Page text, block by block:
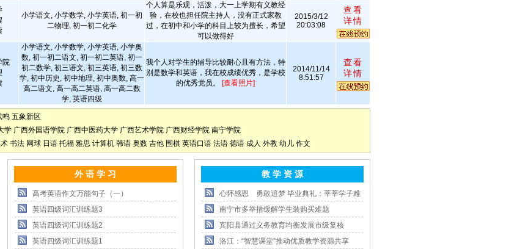
小学语文, 小学数学, 小学英语, 初一初
二物理, 初一初二化学
个人算是乐观，活泼，大一上学期有义教经
验，在校也担任院主持人，没有正式家教
过，在初中和小学的科目上较为擅长，希望
可以做得好
2015/3/12
20:03:08
查看
详情
院
小学语文, 小学数学, 小学英语, 小学奥
数, 初一初二语文, 初一初二英语, 初一
初二数学, 初三语文, 初三英语, 初三数
学, 初中历史, 初中地理, 初中奥数, 高一
高二语文, 高一高二英语, 高一高二数
学, 英语四级
我个人对学生的辅导比较耐心且有方法，特
别是数学和英语，我在校成绩优秀，是学校
的优秀党员。 [查看照片]
2014/11/14
8:51:57
查看
详情
鸣 五象新区
学 广西外国语学院 广西中医药大学 广西艺术学院 广西财经学院 南宁学院
书法 网球 日语 托福 雅思 计算机 韩语 奥数 吉他 围棋 英语口语 法语 德语 成人 外教 幼儿 作文
外 语 学 习
高考英语作文万能句子（一）
英语四级词汇训练题3
英语四级词汇训练题2
英语四级词汇训练题1
教 学 资 源
心怀感恩 勇敢追梦 毕业典礼：莘莘学子难
南宁市多举措缓解学生装购买难题
宾阳县通过义务教育均衡发展市级复核
洛江：“智慧课堂”推动优质教学资源共享